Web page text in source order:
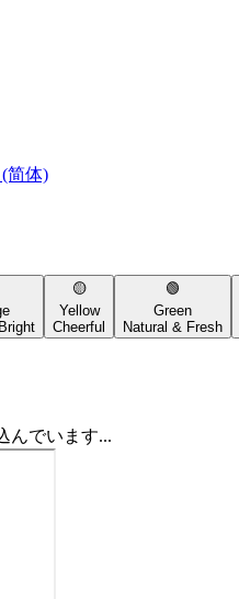
简体)
🟡
Yellow
Cheerful
🟢
Green
Natural & Fresh
んでいます...